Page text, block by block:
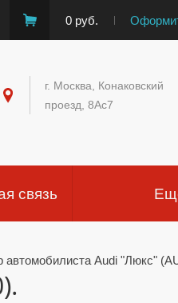
0 руб.
г. Москва, Конаковский
проезд, 8Ас7
связь
автомобилиста Audi "Люкс"